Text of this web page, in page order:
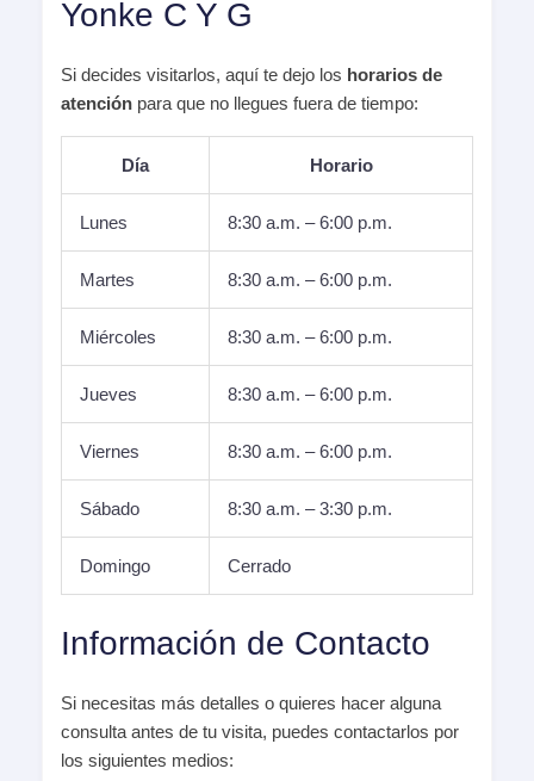
Yonke C Y G
Si decides visitarlos, aquí te dejo los horarios de
atención para que no llegues fuera de tiempo:
Día Horario
Lunes 8:30 a.m. – 6:00 p.m.
Martes 8:30 a.m. – 6:00 p.m.
Miércoles 8:30 a.m. – 6:00 p.m.
Jueves 8:30 a.m. – 6:00 p.m.
Viernes 8:30 a.m. – 6:00 p.m.
Sábado 8:30 a.m. – 3:30 p.m.
Domingo Cerrado
Información de Contacto
Si necesitas más detalles o quieres hacer alguna
consulta antes de tu visita, puedes contactarlos por
los siguientes medios: